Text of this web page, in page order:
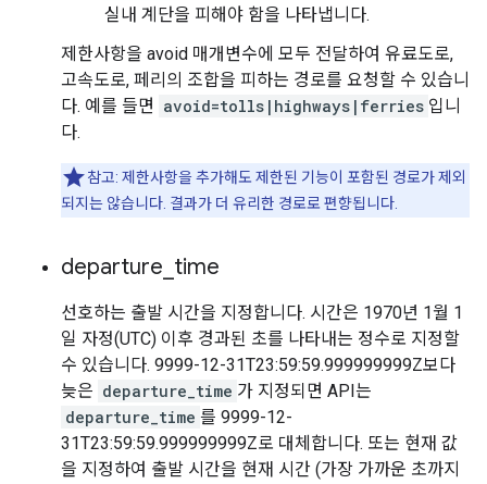
실내 계단을 피해야 함을 나타냅니다.
제한사항을 avoid 매개변수에 모두 전달하여 유료도로,
고속도로, 페리의 조합을 피하는 경로를 요청할 수 있습니
다. 예를 들면 avoid=tolls|highways|ferries 입니
다.
참고: 제한사항을 추가해도 제한된 기능이 포함된 경로가 제외
되지는 않습니다. 결과가 더 유리한 경로로 편향됩니다.
departure time
선호하는 출발 시간을 지정합니다. 시간은 1970년 1월 1
일 자정(UTC) 이후 경과된 초를 나타내는 정수로 지정할
수 있습니다. 9999-12-31T23:59:59.999999999Z보다
늦은 departure_time 가 지정되면 API는
departure_time 를 9999-12-
31T23:59:59.999999999Z로 대체합니다. 또는 현재 값
을 지정하여 출발 시간을 현재 시간 (가장 가까운 초까지